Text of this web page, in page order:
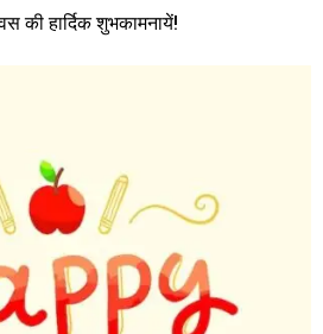
की हार्दिक शुभकामनायें!